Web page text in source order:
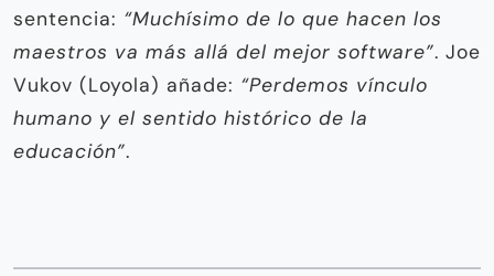
sentencia: “Muchísimo de lo que hacen los
maestros va más allá del mejor software”. Joe
Vukov (Loyola) añade: “Perdemos vínculo
humano y el sentido histórico de la
educación”.